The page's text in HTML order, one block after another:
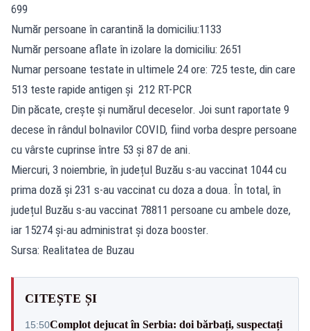
699
Număr persoane în carantină la domiciliu:1133
Număr persoane aflate în izolare la domiciliu: 2651
Numar persoane testate in ultimele 24 ore: 725 teste, din care
513 teste rapide antigen și 212 RT-PCR
Din păcate, crește și numărul deceselor. Joi sunt raportate 9
decese în rândul bolnavilor COVID, fiind vorba despre persoane
cu vârste cuprinse între 53 și 87 de ani.
Miercuri, 3 noiembrie, în județul Buzău s-au vaccinat 1044 cu
prima doză și 231 s-au vaccinat cu doza a doua. În total, în
județul Buzău s-au vaccinat 78811 persoane cu ambele doze,
iar 15274 și-au administrat și doza booster.
Sursa: Realitatea de Buzau
CITEȘTE ȘI
15:50Complot dejucat în Serbia: doi bărbați, suspectați